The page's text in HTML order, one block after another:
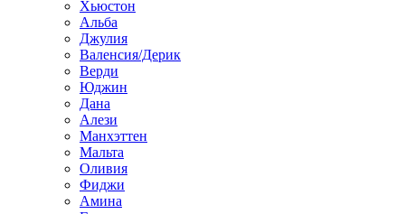
Хьюстон
Альба
Джулия
Валенсия/Дерик
Верди
Юджин
Дана
Алези
Манхэттен
Мальта
Оливия
Фиджи
Амина